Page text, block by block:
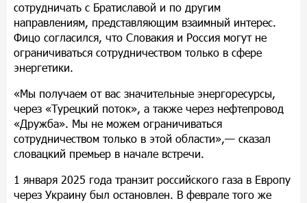
сотрудничать с Братиславой и по другим
направлениям, представляющим взаимный интерес.
Фицо согласился, что Словакия и Россия могут не
ограничиваться сотрудничеством только в сфере
энергетики.
«Мы получаем от вас значительные энергоресурсы,
через «Турецкий поток», а также через нефтепровод
«Дружба». Мы не можем ограничиваться
сотрудничеством только в этой области»,— сказал
словацкий премьер в начале встречи.
1 января 2025 года транзит российского газа в Европу
через Украину был остановлен. В феврале того же